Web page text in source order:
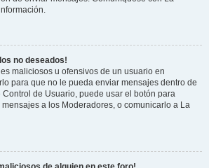
no deseados!
maliciosos u ofensivos de un usuario en
para que no le pueda enviar mensajes dentro de
Control de Usuario, puede usar el botón para
a los Moderadores, o comunicarlo a La